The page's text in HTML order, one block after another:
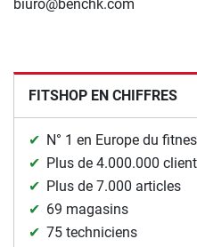
biuro@benchk.com
FITSHOP EN CHIFFRES
N° 1 en Europe du
Plus de 4.000.000
Plus de 7.000 articles
69 magasins
75 techniciens